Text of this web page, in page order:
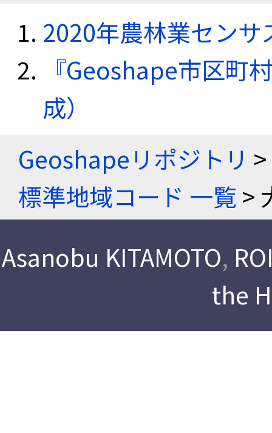
2020年農林業セン
『Geoshape市区町
成）
Geoshapeリポジトリ >
標準地域コード 一覧>
Asanobu KITAMOTO,
the